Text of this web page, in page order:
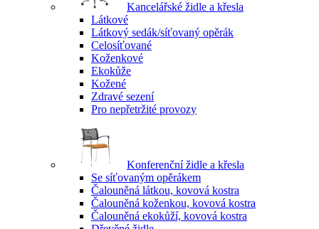
Kancelářské židle a křesla
Látkové
Látkový sedák/síťovaný opěrák
Celosíťované
Koženkové
Ekokůže
Kožené
Zdravé sezení
Pro nepřetržité provozy
Konferenční židle a křesla
Se síťovaným opěrákem
Čalouněná látkou, kovová kostra
Čalouněná koženkou, kovová kostra
Čalouněná ekokůží, kovová kostra